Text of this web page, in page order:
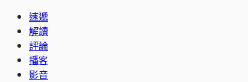
速遞
解讀
評論
播客
影音